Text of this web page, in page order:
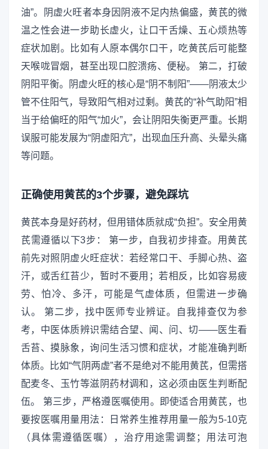
油”。阴虚火旺者本身因阴液不足内热偏盛，黄芪的微
温之性会进一步助长虚火，让口干舌燥、五心烦热等
症状加剧。比如有人原本偶尔口干，吃黄芪后可能整
天喉咙冒烟，甚至出现口腔溃疡、便秘。 第二，打破
阴阳平衡。阴虚火旺的核心是“阴不制阳”——阴液太少
管不住阳气，导致阳气相对过剩。黄芪的“补气助阳”相
当于给偏旺的阳气“加火”，会让阴阳失衡更严重。长期
误服可能发展为“阴虚阳亢”，出现血压升高、头晕头痛
等问题。
正确使用黄芪的3个步骤，避免踩坑
黄芪本身是好药材，但用错体质就成“负担”。安全用黄
芪需遵循以下3步： 第一步，自我初步排查。用黄芪
前先对照阴虚火旺症状：若经常口干、手脚心热、盗
汗，或舌红苔少，暂时不要用；若相反，比如容易疲
劳、怕冷、多汗，可能是气虚体质，但需进一步确
认。 第二步，找中医师专业辨证。自我排查仅为参
考，中医体质辨识需结合望、闻、问、切——医生看
舌苔、摸脉象，询问生活习惯和症状，才能准确判断
体质。比如“气阴两虚”者不是绝对不能用黄芪，但需搭
配麦冬、玉竹等滋阴药材调和，这必须由医生判断配
伍。 第三步，严格遵医嘱使用。即使适合用黄芪，也
要按医嘱用量用法：日常养生推荐用量一般为5-10克
（具体需遵循医嘱），治疗用途需调整；用法可泡